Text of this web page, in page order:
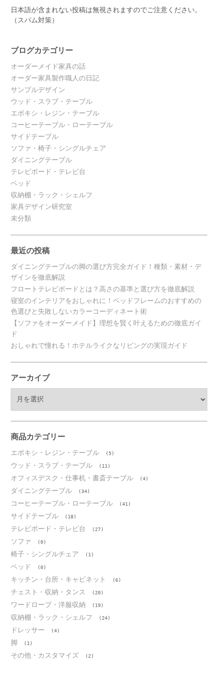
日本語が含まれない投稿は無視されますのでご注意ください。
（スパム対策）
ブログカテゴリー
オーダーメイド家具の話
オーダー家具製作職人の日記
サンプルデザイン
ウッド・スラブ・テーブル
エポキシ・レジン・テーブル
コーヒーテーブル・ローテーブル
サイドテーブル
ソファ・椅子・シングルチェア
ダイニングテーブル
テレビボード・テレビ台
ベッド
収納棚・ラック・シェルフ
家具デザイン研究室
未分類
最近の投稿
ダイニングテーブルの脚の選び方完全ガイド！種類・素材・デ
ザインを徹底解説
フロートテレビボードとは？高さの基準と選び方を徹底解説
寝室のインテリアをおしゃれに！ベッドフレームのおすすめの
色選びと失敗しないカラーコーディネート術
【ソファをオーダーメイド】理想を賢く叶えるための徹底ガイ
ド
おしゃれで憧れる！ホテルライクなリビングの実現ガイド
アーカイブ
ブ
商品カテゴリー
エポキシ・レジン・テーブル (5)
ウッド・スラブ・テーブル (11)
オフィスデスク・仕事机・書斎テーブル (4)
ダイニングテーブル (34)
コーヒーテーブル・ローテーブル (41)
サイドテーブル (18)
テレビボード・テレビ台 (27)
ソファ (0)
椅子・シングルチェア (1)
ベッド (0)
キッチン・台所・キャビネット (6)
チェスト・収納・タンス (20)
ワードローブ・洋服収納 (19)
収納棚・ラック・シェルフ (24)
ドレッサー (4)
脚 (1)
その他・カスタマイズ (2)